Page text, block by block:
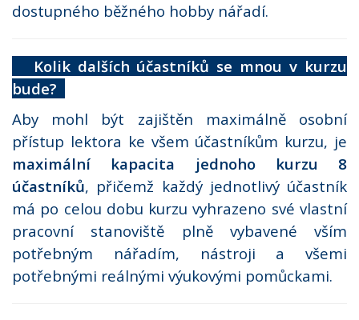
dostupného běžného hobby nářadí.
Kolik dalších účastníků se mnou v kurzu
bude?
Aby mohl být zajištěn maximálně osobní
přístup lektora ke všem účastníkům kurzu, je
maximální kapacita jednoho kurzu 8
účastníků, přičemž každý jednotlivý účastník
má po celou dobu kurzu vyhrazeno své vlastní
pracovní stanoviště plně vybavené vším
potřebným nářadím, nástroji a všemi
potřebnými reálnými výukovými pomůckami.